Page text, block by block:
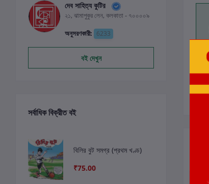
দেব সাহিত্য কুটির
২১, ঝামাপুকুর লেন, কলকাতা - ৭০০০০৯
অনুসরণকারী: 6233
বই দেখুন
সর্বাধিক বিক্রীত বই
বিলির বুট সমগ্র (প্রথম খণ্ড)
₹75.00